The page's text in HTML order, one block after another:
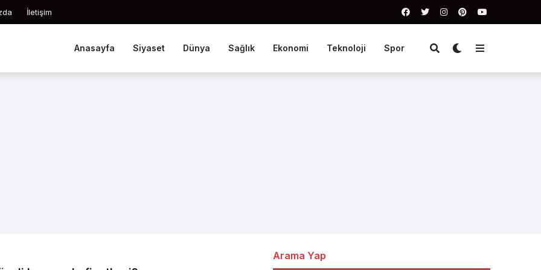
İletişim
Anasayfa Siyaset Dünya Sağlık Ekonomi Teknoloji Spor
Arama Yap